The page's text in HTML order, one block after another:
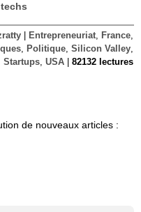
Entrepreneuriat, France,
, Politique, Silicon Valley,
Startups, USA 82132 lectures
de nouveaux articles :